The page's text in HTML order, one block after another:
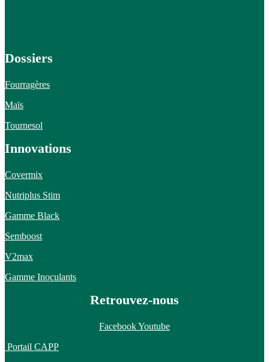
Dossiers
Fourragères
Maïs
Tournesol
Innovations
Covermix
Nutriplus Stim
Gamme Black
Semboost
V2max
Gamme Inoculants
Retrouvez-nous
FacebookYoutube
Portail CAPP